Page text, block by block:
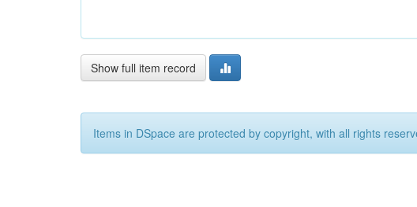
Show full item record
Items in DSpace are protected by copyright, with all rights